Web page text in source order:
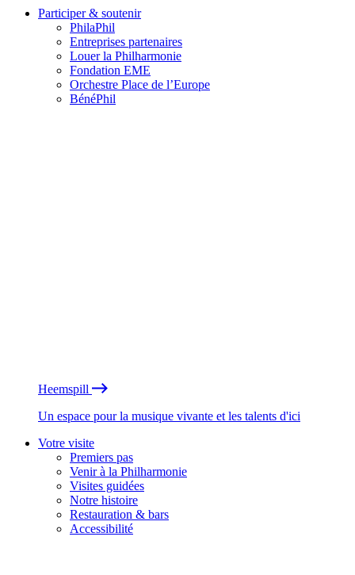
Participer & soutenir
PhilaPhil
Entreprises partenaires
Louer la Philharmonie
Fondation EME
Orchestre Place de l’Europe
BénéPhil
Heemspill
Un espace pour la musique vivante et les talents d'ici
Votre visite
Premiers pas
Venir à la Philharmonie
Visites guidées
Notre histoire
Restauration & bars
Accessibilité